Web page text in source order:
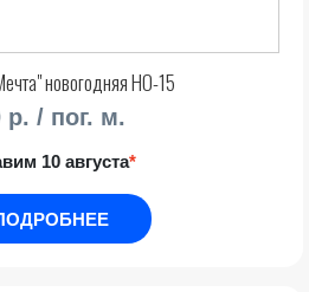
новогодняя НО-15
р. / пог. м.
10 августа*